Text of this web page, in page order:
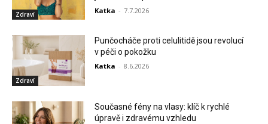
Zdraví Katka - 7.7.2026
Zdraví
Punčocháče proti celulitidě jsou revolucí
v péči o pokožku
Katka - 8.6.2026
Současné fény na vlasy: klíč k rychlé
úpravě i zdravému vzhledu